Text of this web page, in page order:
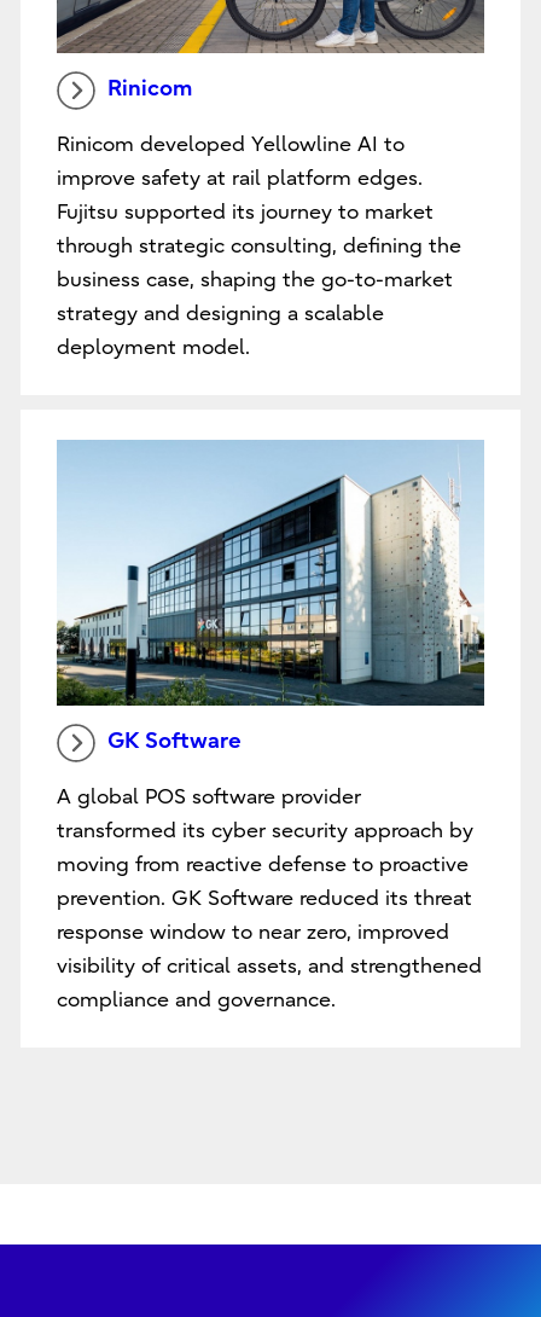
Rinicom
Rinicom developed Yellowline AI to
improve safety at rail platform edges.
Fujitsu supported its journey to market
through strategic consulting, defining the
business case, shaping the go-to-market
strategy and designing a scalable
deployment model.
GK Software
A global POS software provider
transformed its cyber security approach by
moving from reactive defense to proactive
prevention. GK Software reduced its threat
response window to near zero, improved
visibility of critical assets, and strengthened
compliance and governance.